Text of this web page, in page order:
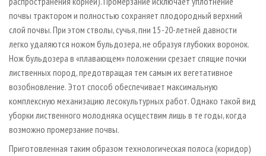
почвы трактором и полностью сохраняет плодородный верхний
слой почвы. При этом стволы, сучья, пни 15 - 20-летней давности
легко удаляются ножом бульдозера, не образуя глубоких воронок.
Нож бульдозера в «плавающем» положении срезает спящие почки
лиственных пород, предотвращая тем самым их вегетативное
возобновление. Этот способ обеспечивает максимальную
комплексную механизацию лесокультурных работ. Однако такой вид
уборки лиственного молодняка осуществим лишь в те годы, когда
возможно промерзание почвы.
Приготовленная таким образом технологическая полоса (коридор)